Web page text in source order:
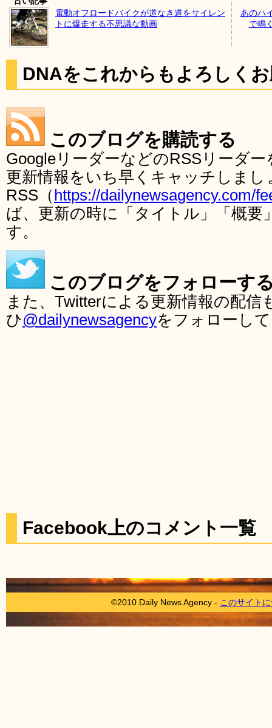
電動オフロードバイクが道なき道をサイレン
トに爆走する不思議な動画
あのハ
で鳴
DNAをこれからもよろしく
このブログを購読する
GoogleリーダーなどのRSSリーダ
更新情報をいち早くキャッチしま
RSS（ https://dailynewsagency.com/
ば、更新の時に「タイトル」「概要
す。
このブログをフォローす
また、Twitterによる更新情報の配
ひ@dailynewsagencyをフォローし
Facebook上のコメント一覧
©2010 Daily News Agency - このサイト